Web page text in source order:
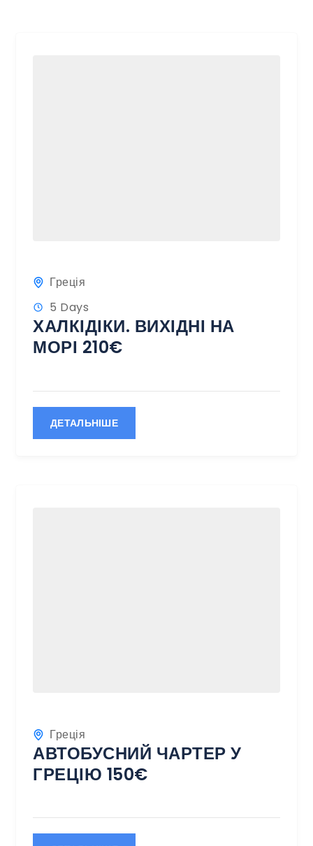
ХАЛКІДІКИ. ВИХІДНІ НА
МОРІ 210€
Греція
5 Days
ДЕТАЛЬНІШЕ
АВТОБУСНИЙ ЧАРТЕР У
ГРЕЦІЮ 150€
Греція